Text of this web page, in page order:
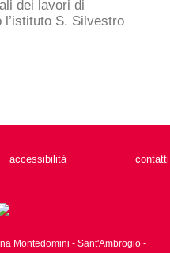
dei lavori di
S. Silvestro
accessibilità contatti
Montedomini - Sant'Ambrogio -